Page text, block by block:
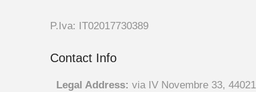
P.Iva: IT02017730389
Contact Info
Legal Address: via IV Novembre 33, 44021